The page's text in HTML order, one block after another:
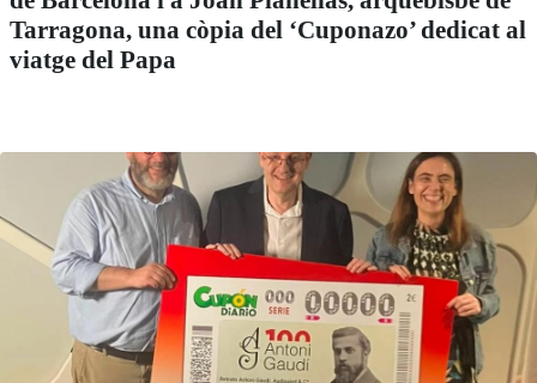
Tarragona, una còpia del ‘Cuponazo’ dedicat al
viatge del Papa